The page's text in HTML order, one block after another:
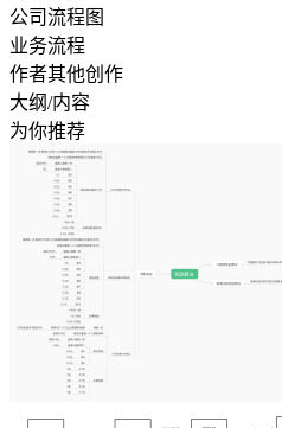
公司流程图
业务流程
作者其他创作
大纲/内容
为你推荐